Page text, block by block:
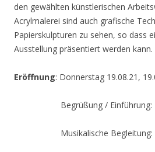
den gewählten künstlerischen
Acrylmalerei sind auch grafische
Papierskulpturen zu sehen, so dass
Ausstellung präsentiert werden kann.
Eröffnung: Donnerstag 19.08.21,
Begrüßung / Einführung:
Musikalische